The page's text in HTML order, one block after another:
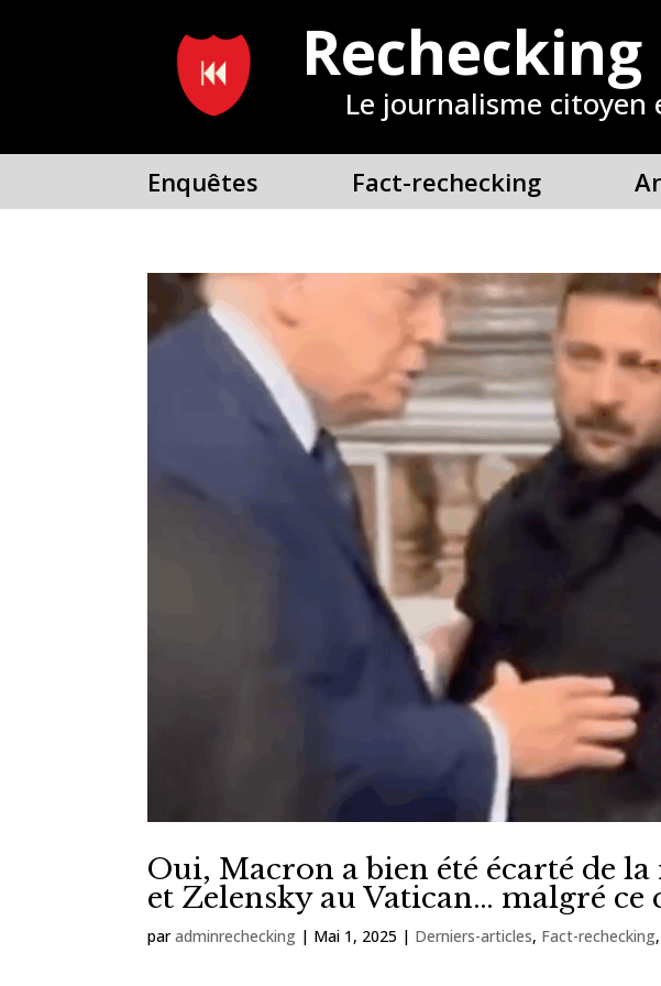
Rechecking
Le journalisme citoyen
Enquêtes Fact-rechecking
Oui, Macron a bien été écarté de
et Zelensky au Vatican… malgré ce
paradminrechecking | Mai 1, 2025 | Derniers-articles, Fact-rechecking,